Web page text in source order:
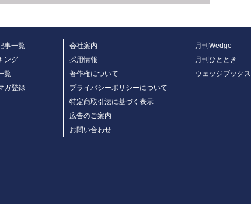
事一覧
ング
覧
ガ登録
会社案内
採用情報
著作権について
プライバシーポリシーについて
特定商取引法に基づく表示
広告のご案内
お問い合わせ
月刊Wedge
月刊ひととき
ウェッジブックス